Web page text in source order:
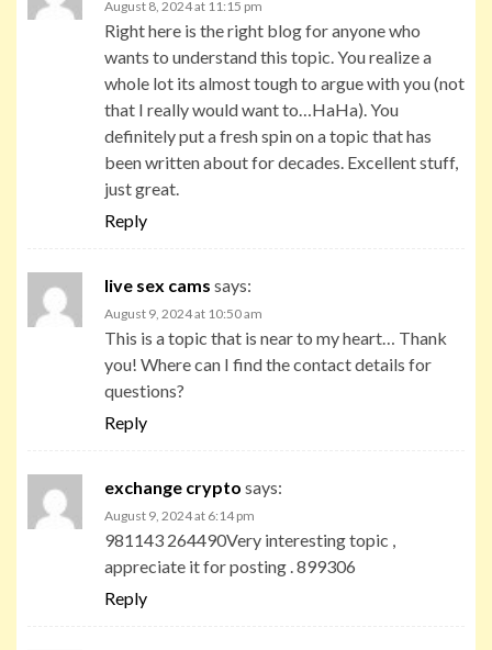
August 8, 2024 at 11:15 pm
Right here is the right blog for anyone who
wants to understand this topic. You realize a
whole lot its almost tough to argue with you (not
that I really would want to…HaHa). You
definitely put a fresh spin on a topic that has
been written about for decades. Excellent stuff,
just great.
Reply
live sex cams says:
August 9, 2024 at 10:50 am
This is a topic that is near to my heart… Thank
you! Where can I find the contact details for
questions?
Reply
exchange crypto says:
August 9, 2024 at 6:14 pm
981143 264490Very interesting topic ,
appreciate it for posting . 899306
Reply